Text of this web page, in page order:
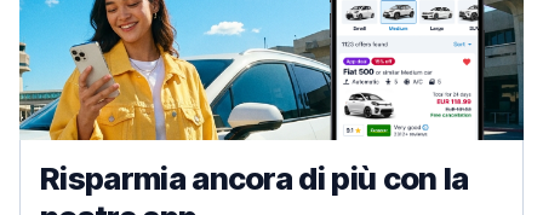
Risparmia ancora di più con la